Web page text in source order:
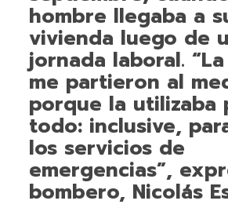
hombre llegaba a
vivienda luego de
jornada laboral.
me partieron al
porque la utilizaba
todo: inclusive,
los servicios de
emergencias”,
bombero, Nicolás